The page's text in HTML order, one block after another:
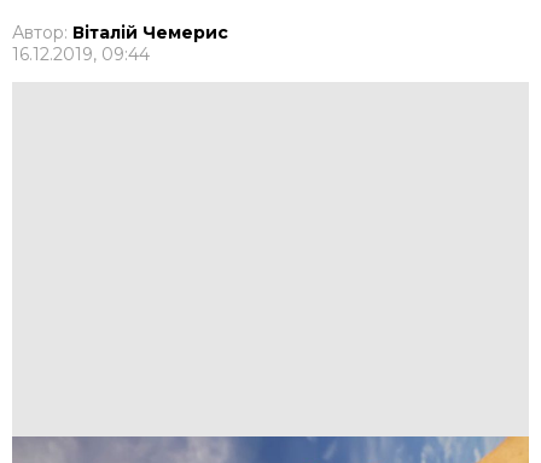
Автор: Віталій Чемерис
16.12.2019, 09:44